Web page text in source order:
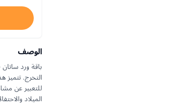
الوصف
التخرج. تتميز
للتعبير عن
الميلاد